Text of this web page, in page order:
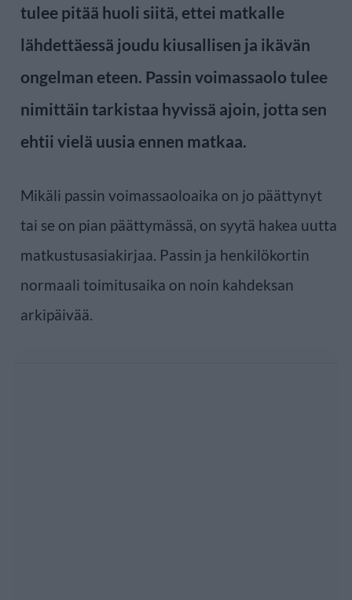
tulee pitää huoli siitä, ettei matkalle
lähdettäessä joudu kiusallisen ja ikävän
ongelman eteen. Passin voimassaolo tulee
nimittäin tarkistaa hyvissä ajoin, jotta sen
ehtii vielä uusia ennen matkaa.
Mikäli passin voimassaoloaika on jo päättynyt
tai se on pian päättymässä, on syytä hakea uutta
matkustusasiakirjaa. Passin ja henkilökortin
normaali toimitusaika on noin kahdeksan
arkipäivää.